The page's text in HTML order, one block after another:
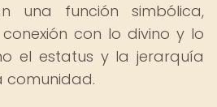
una función simbólica,
con lo divino y lo
el estatus y la jerarquía
comunidad.